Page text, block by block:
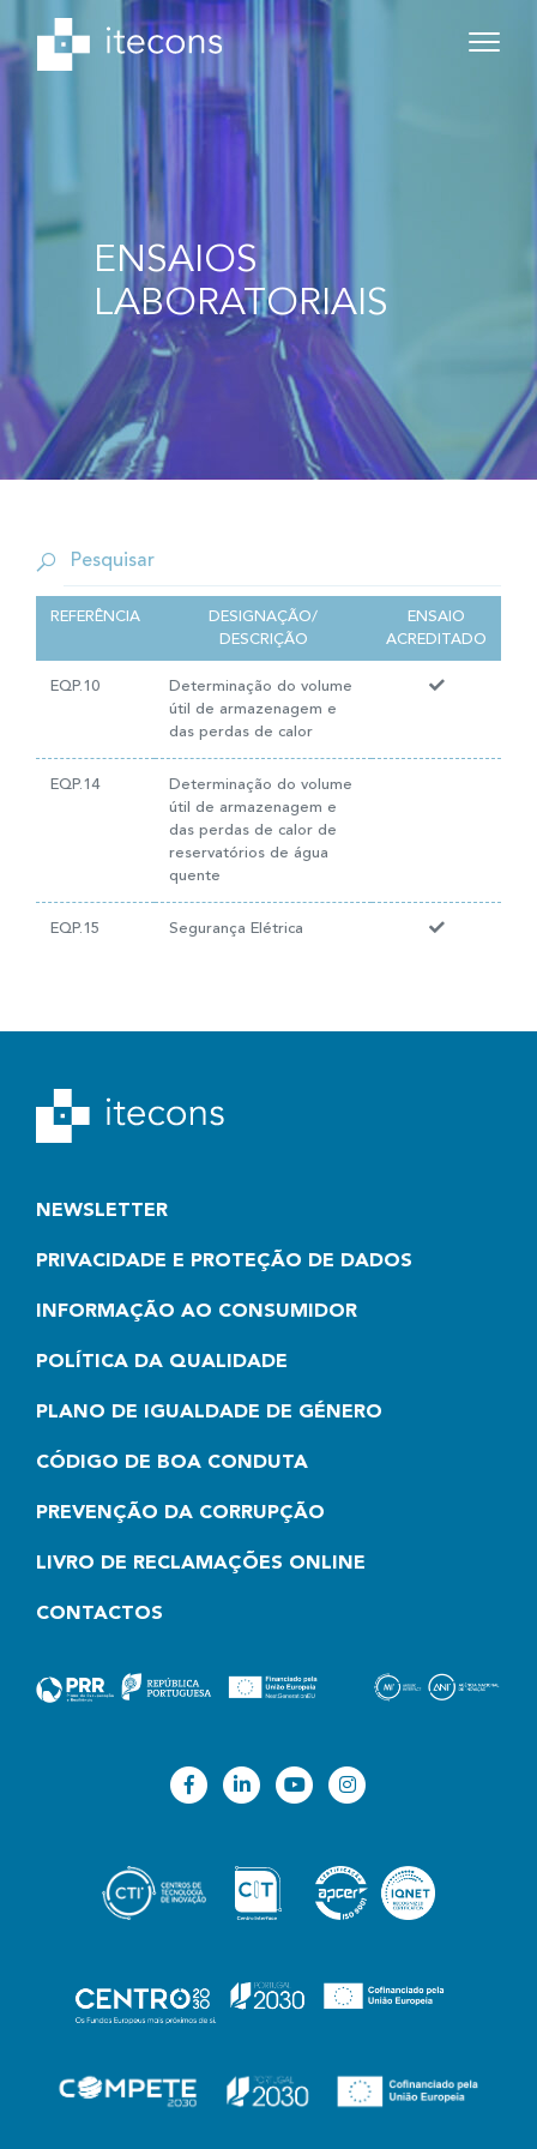
ENSAIOS
LABORATORIAIS
REFERÊNCIA
DESIGNAÇÃO/
DESCRIÇÃO
ENSAIO
ACREDITADO
EQP.10
Determinação do volume
útil de armazenagem e
das perdas de calor
EQP.14
Determinação do volume
útil de armazenagem e
das perdas de calor de
reservatórios de água
quente
EQP.15 Segurança Elétrica
NEWSLETTER
PRIVACIDADE E PROTEÇÃO DE DADOS
INFORMAÇÃO AO CONSUMIDOR
POLÍTICA DA QUALIDADE
PLANO DE IGUALDADE DE GÉNERO
CÓDIGO DE BOA CONDUTA
PREVENÇÃO DA CORRUPÇÃO
LIVRO DE RECLAMAÇÕES ONLINE
CONTACTOS